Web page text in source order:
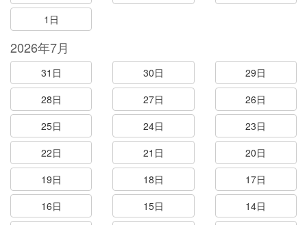
1日
2026年7月
31日 30日
29日
28日
27日
26日
25日
24日
23日
22日
21日
20日
19日
18日
17日
16日
15日
14日